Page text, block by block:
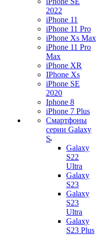
2022
iPhone 11
iPhone 11 Pro
iPhone Xs Max
iPhone 11 Pro
Max
iPhone XR
IPhone Xs
iPhone SE
2020
Iphone 8
iPhone 7 Plus
Смартфоны
серии Galaxy
S
Galaxy
S22
Ultra
Galaxy
S23
Galaxy
S23
Ultra
Galaxy
S23 Plus